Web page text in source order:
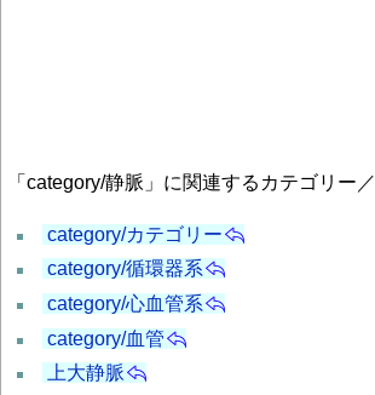
「category/静脈」に関連するカテゴリー
category/カテゴリー
category/循環器系
category/心血管系
category/血管
上大静脈